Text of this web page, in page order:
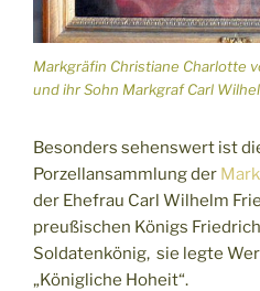
Markgräfin Christiane Charlotte
und ihr Sohn Markgraf Carl
Besonders sehenswert ist
Porzellansammlung der
der Ehefrau Carl Wilhelm
preußischen Königs
Soldatenkönig, sie legte
„Königliche Hoheit“.